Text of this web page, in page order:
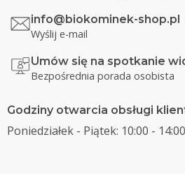
info@biokominek-shop.pl
Wyślij e-mail
Umów się na spotkanie
Bezpośrednia porada osobista
Godziny otwarcia obsługi
Poniedziałek - Piątek: 10:00 - 14:00